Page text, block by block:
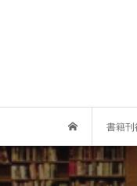
書籍刊